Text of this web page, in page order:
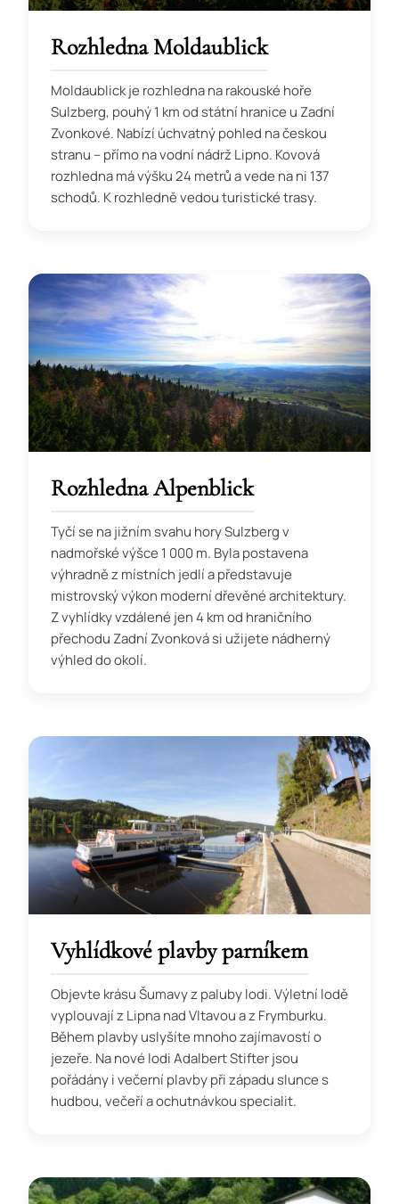
Rozhledna Moldaublick
Moldaublick je rozhledna na rakouské hoře
Sulzberg, pouhý 1 km od státní hranice u Zadní
Zvonkové. Nabízí úchvatný pohled na českou
stranu – přímo na vodní nádrž Lipno. Kovová
rozhledna má výšku 24 metrů a vede na ni 137
schodů. K rozhledně vedou turistické trasy.
Rozhledna Alpenblick
Tyčí se na jižním svahu hory Sulzberg v
nadmořské výšce 1 000 m. Byla postavena
výhradně z místních jedlí a představuje
mistrovský výkon moderní dřevěné architektury.
Z vyhlídky vzdálené jen 4 km od hraničního
přechodu Zadní Zvonková si užijete nádherný
výhled do okolí.
Vyhlídkové plavby parníkem
Objevte krásu Šumavy z paluby lodi. Výletní lodě
vyplouvají z Lipna nad Vltavou a z Frymburku.
Během plavby uslyšíte mnoho zajímavostí o
jezeře. Na nové lodi Adalbert Stifter jsou
pořádány i večerní plavby při západu slunce s
hudbou, večeří a ochutnávkou specialit.